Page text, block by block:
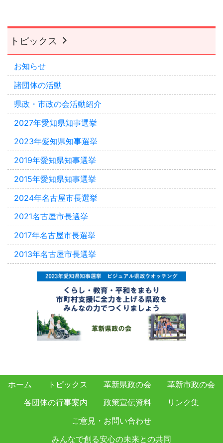
トピックス
お知らせ
諸団体の活動
県政・市政の会活動紹介
2027年愛知県知事選挙
2023年愛知県知事選挙
2019年愛知県知事選挙
2015年愛知県知事選挙
2024年名古屋市長選挙
2021名古屋市長選挙
2017年名古屋市長選挙
2013年名古屋市長選挙
ホーム トピックス 革新県政の会
革新市政の会
各団体の行事案内
政策宣伝資料
リンク集
ご意見・お問い合わせ
みんなで創る安心の未来との共同